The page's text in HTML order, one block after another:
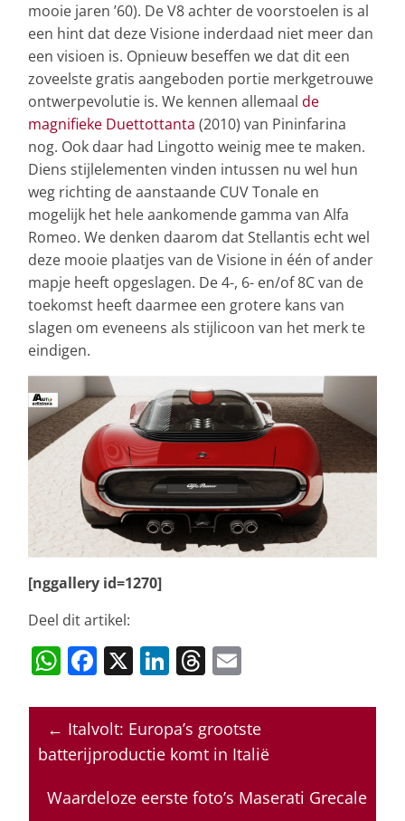
mooie jaren ’60). De V8 achter de voorstoelen is al
een hint dat deze Visione inderdaad niet meer dan
een visioen is. Opnieuw beseffen we dat dit een
zoveelste gratis aangeboden portie merkgetrouwe
ontwerpevolutie is. We kennen allemaal de
magnifieke Duettottanta (2010) van Pininfarina
nog. Ook daar had Lingotto weinig mee te maken.
Diens stijlelementen vinden intussen nu wel hun
weg richting de aanstaande CUV Tonale en
mogelijk het hele aankomende gamma van Alfa
Romeo. We denken daarom dat Stellantis echt wel
deze mooie plaatjes van de Visione in één of ander
mapje heeft opgeslagen. De 4-, 6- en/of 8C van de
toekomst heeft daarmee een grotere kans van
slagen om eveneens als stijlicoon van het merk te
eindigen.
[nggallery id=1270]
Deel dit artikel:
W
at
s
p
F
c
e
o
X Li
k
e
n
T
re
a
s
ai
l
← Italvolt: Europa’s grootste
batterijproductie komt in Italië
Waardeloze eerste foto’s Maserati Grecale